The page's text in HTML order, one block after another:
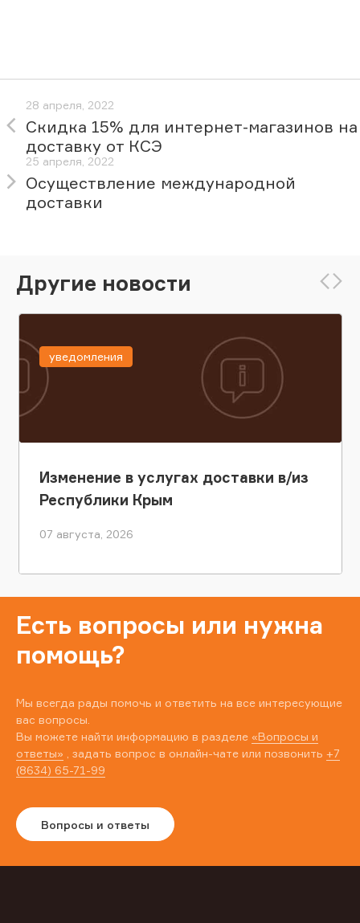
28 апреля, 2022
Скидка 15% для интернет-магазинов на
доставку от КСЭ
25 апреля, 2022
Осуществление международной
доставки
Другие новости
Изменение в услугах доставки в/из
Республики Крым
07 августа, 2026
уведомления
Есть вопросы или нужна
помощь?
Мы всегда рады помочь и ответить на все интересующие
вас вопросы.
Вы можете найти информацию в разделе «Вопросы и
ответы» , задать вопрос в онлайн-чате или позвонить +7
(8634) 65-71-99
Вопросы и ответы